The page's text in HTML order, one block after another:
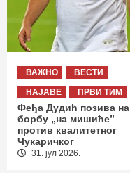
ВАЖНО
ВЕСТИ
НАЈАВЕ
ПРВИ ТИМ
Феђа Дудић позива на
борбу „на мишиће”
против квалитетног
Чукаричког
31. јул 2026.